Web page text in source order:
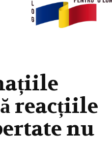
reacțiile
nu